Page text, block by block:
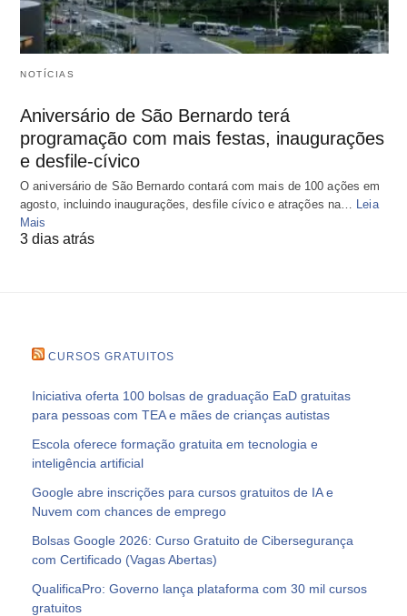
NOTÍCIAS
Aniversário de São Bernardo terá
programação com mais festas, inaugurações
e desfile-cívico
O aniversário de São Bernardo contará com mais de 100 ações em
agosto, incluindo inaugurações, desfile cívico e atrações na…
Leia
Mais
3 dias atrás
CURSOS GRATUITOS
Iniciativa oferta 100 bolsas de graduação EaD gratuitas
para pessoas com TEA e mães de crianças autistas
Escola oferece formação gratuita em tecnologia e
inteligência artificial
Google abre inscrições para cursos gratuitos de IA e
Nuvem com chances de emprego
Bolsas Google 2026: Curso Gratuito de Cibersegurança
com Certificado (Vagas Abertas)
QualificaPro: Governo lança plataforma com 30 mil cursos
gratuitos